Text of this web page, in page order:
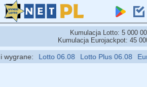
Kumulacja Lotto: 5 000
Kumulacja Eurojackpot: 45
Lotto 06.08 Lotto Plus 06.08